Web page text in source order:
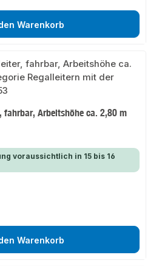
Warenkorb
Arbeitshöhe ca. 2,80 m
voraussichtlich in 15 bis 16
Warenkorb